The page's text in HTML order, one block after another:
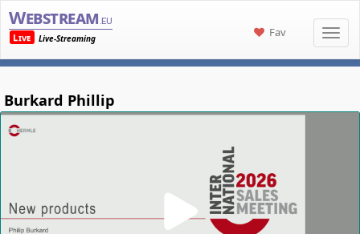
Webstream .eu
Live
Live-Streaming Fav
Burkard Phillip